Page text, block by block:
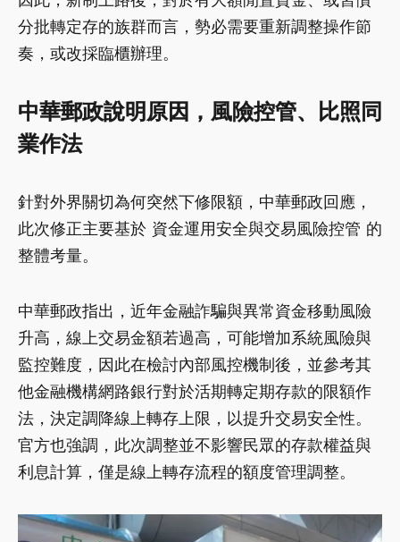
分批轉定存的族群而言，勢必需要重新調整操作節
奏，或改採臨櫃辦理。
中華郵政說明原因，風險控管、比照同
業作法
針對外界關切為何突然下修限額，中華郵政回應，
此次修正主要基於 資金運用安全與交易風險控管 的
整體考量。
中華郵政指出，近年金融詐騙與異常資金移動風險
升高，線上交易金額若過高，可能增加系統風險與
監控難度，因此在檢討內部風控機制後，並參考其
他金融機構網路銀行對於活期轉定期存款的限額作
法，決定調降線上轉存上限，以提升交易安全性。
官方也強調，此次調整並不影響民眾的存款權益與
利息計算，僅是線上轉存流程的額度管理調整。